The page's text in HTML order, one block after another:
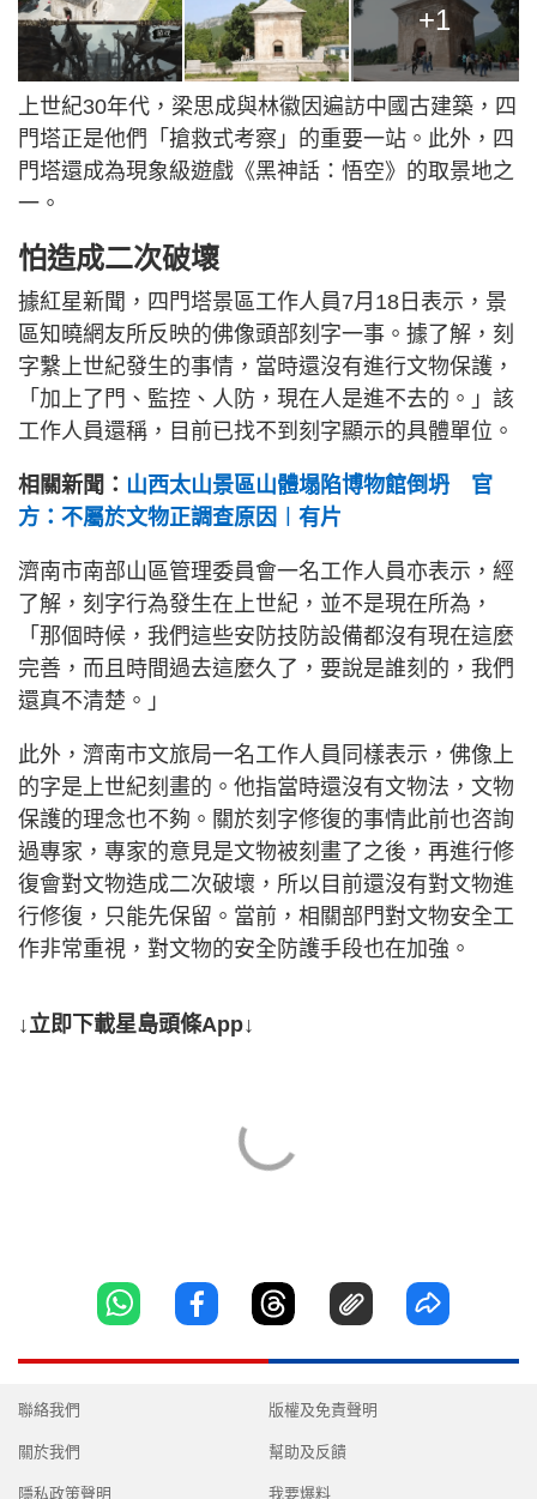
+1
上世紀30年代，梁思成與林徽因遍訪中國古建築，四
門塔正是他們「搶救式考察」的重要一站。此外，四
門塔還成為現象級遊戲《黑神話：悟空》的取景地之
一。
怕造成二次破壞
據紅星新聞，四門塔景區工作人員7月18日表示，景
區知曉網友所反映的佛像頭部刻字一事。據了解，刻
字繫上世紀發生的事情，當時還沒有進行文物保護，
「加上了門、監控、人防，現在人是進不去的。」該
工作人員還稱，目前已找不到刻字顯示的具體單位。
相關新聞： 山西太山景區山體塌陷博物館倒坍 官
方：不屬於文物正調查原因︱有片
濟南市南部山區管理委員會一名工作人員亦表示，經
了解，刻字行為發生在上世紀，並不是現在所為，
「那個時候，我們這些安防技防設備都沒有現在這麼
完善，而且時間過去這麼久了，要說是誰刻的，我們
還真不清楚。」
此外，濟南市文旅局一名工作人員同樣表示，佛像上
的字是上世紀刻畫的。他指當時還沒有文物法，文物
保護的理念也不夠。關於刻字修復的事情此前也咨詢
過專家，專家的意見是文物被刻畫了之後，再進行修
復會對文物造成二次破壞，所以目前還沒有對文物進
行修復，只能先保留。當前，相關部門對文物安全工
作非常重視，對文物的安全防護手段也在加強。
↓立即下載星島頭條App↓
聯絡我們
關於我們
隱私政策聲明
版權及免責聲明
幫助及反饋
我要爆料